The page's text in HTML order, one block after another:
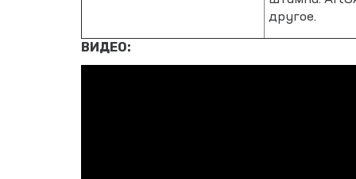
другое.
ВИДЕО: